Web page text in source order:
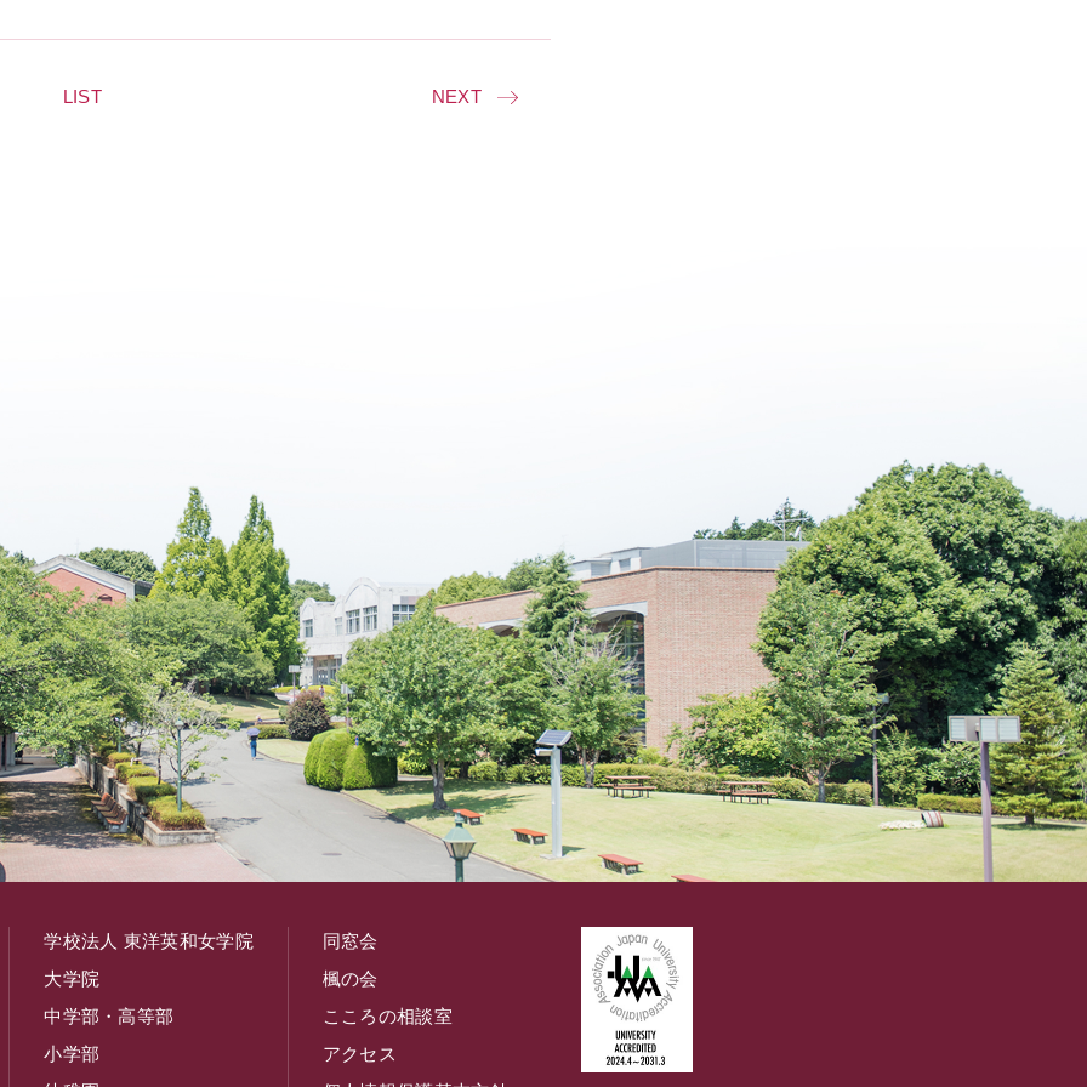
LIST NEXT
学校法人 東洋英和女学院
大学院
中学部・高等部
小学部
同窓会
楓の会
こころの相談室
アクセス